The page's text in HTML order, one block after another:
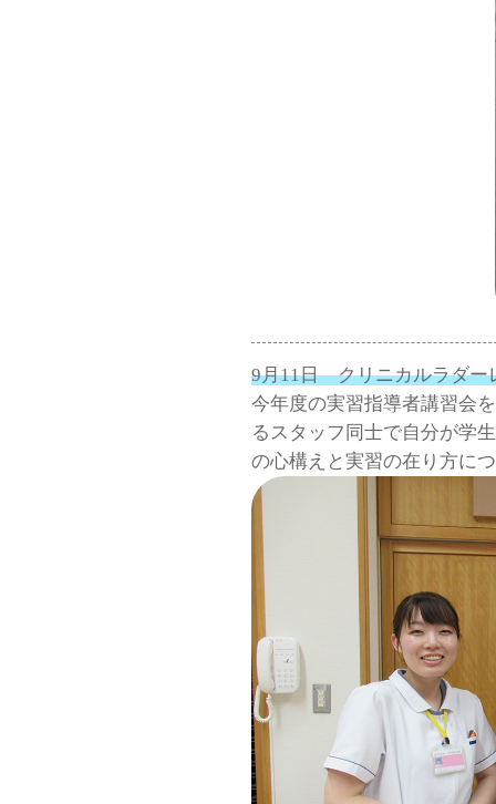
9月11日 クリニカルラダー
今年度の実習指導者講習会
るスタッフ同士で自分が学
の心構えと実習の在り方に